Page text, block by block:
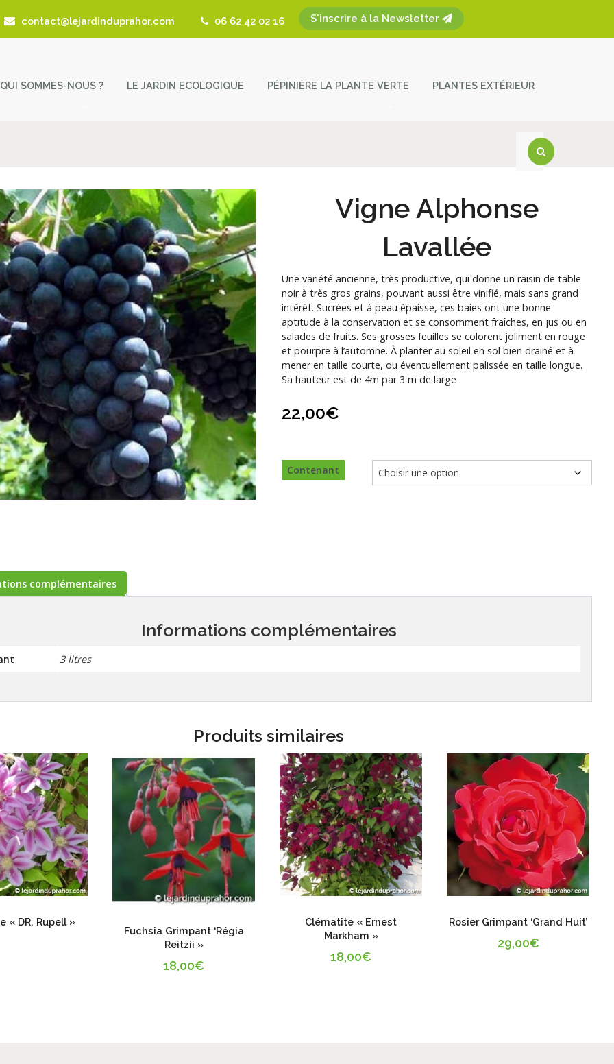
contact@lejardinduprahor.com 06 62 42 02 16 S'inscrire à la Newsletter
QUI SOMMES-NOUS ?
Actualités
Revue de presse
Coup de Coeur – Liens utiles
LE JARDIN ECOLOGIQUE PÉPINIÈRE LA PLANTE VERTE PLANTES EXTÉRIEUR
Vigne Alphonse
Lavallée
Une variété ancienne, très productive, qui donne un raisin de table
noir à très gros grains, pouvant aussi être vinifié, mais sans grand
intérêt. Sucrées et à peau épaisse, ces baies ont une bonne
aptitude à la conservation et se consomment fraîches, en jus ou en
salades de fruits. Ses grosses feuilles se colorent joliment en rouge
et pourpre à l’automne. À planter au soleil en sol bien drainé et à
mener en taille courte, ou éventuellement palissée en taille longue.
Sa hauteur est de 4m par 3 m de large
22,00€
Contenant
complémentaires
Informations complémentaires
3 litres
Produits similaires
« DR. Rupell »
Fuchsia Grimpant ‘Régia
Reitzii »
18,00€
Clématite « Ernest
Markham »
18,00€
Rosier Grimpant ‘Grand Huit’
29,00€